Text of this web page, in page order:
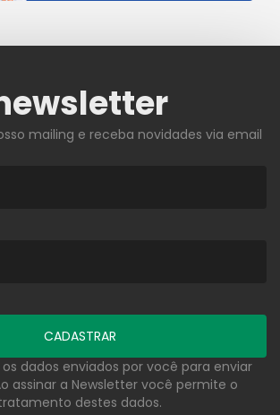
mailing e receba novidades via email
os dados enviados por você para enviar
assinar a Newsletter você permite o
destes dados.